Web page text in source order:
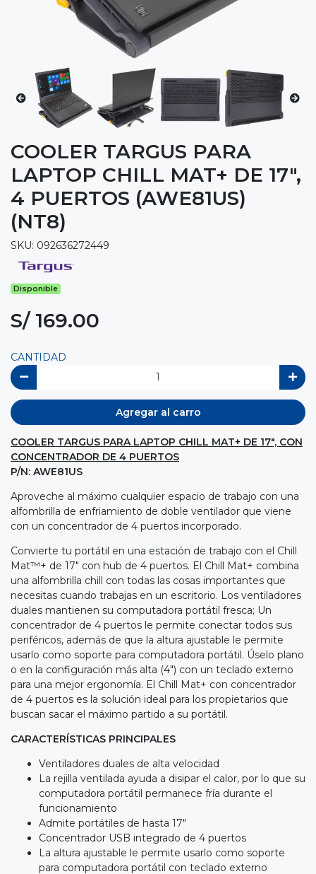
COOLER TARGUS PARA
LAPTOP CHILL MAT+ DE 17",
4 PUERTOS (AWE81US)
(NT8)
SKU: 092636272449
Disponible
S/ 169.00
CANTIDAD
Agregar al carro
COOLER TARGUS PARA LAPTOP CHILL MAT+ DE 17", CON
CONCENTRADOR DE 4 PUERTOS
P/N: AWE81US
Aproveche al máximo cualquier espacio de trabajo con una
alfombrilla de enfriamiento de doble ventilador que viene
con un concentrador de 4 puertos incorporado.
Convierte tu portátil en una estación de trabajo con el Chill
Mat™+ de 17" con hub de 4 puertos. El Chill Mat+ combina
una alfombrilla chill con todas las cosas importantes que
necesitas cuando trabajas en un escritorio. Los ventiladores
duales mantienen su computadora portátil fresca; Un
concentrador de 4 puertos le permite conectar todos sus
periféricos, además de que la altura ajustable le permite
usarlo como soporte para computadora portátil. Úselo plano
o en la configuración más alta (4") con un teclado externo
para una mejor ergonomía. El Chill Mat+ con concentrador
de 4 puertos es la solución ideal para los propietarios que
buscan sacar el máximo partido a su portátil.
CARACTERÍSTICAS PRINCIPALES
Ventiladores duales de alta velocidad
La rejilla ventilada ayuda a disipar el calor, por lo que su
computadora portátil permanece fría durante el
funcionamiento
Admite portátiles de hasta 17"
Concentrador USB integrado de 4 puertos
La altura ajustable le permite usarlo como soporte
para computadora portátil con teclado externo